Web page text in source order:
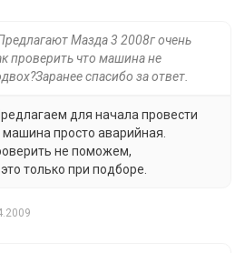
Мазда 3 2008г очень
проверить что машина не
спасибо за ответ.
для начала провести
машина просто аварийная.
не поможем,
только при подборе.